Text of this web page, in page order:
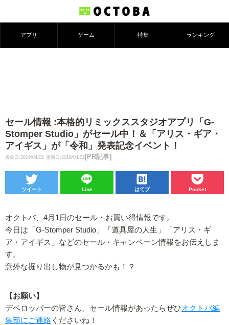
アプリ ゲーム 特集 ランキング
セール情報 :本格的リミックススタジオアプリ「G-
Stomper Studio」がセール中！＆「アリス・ギア・
アイギス」が「令和」発表記念イベント！
投稿日:2019/04/02 更新日:2019/04/02 [PR記事]
ツイート Line はてブ Pocket
オクトバ、4月1日のセール・お買い得情報です。
今日は「G-Stomper Studio」「道具屋の人生」「アリス・ギ
ア・アイギス」などのセール・キャンペーン情報をお伝えしま
す。
意外な掘り出し物が見つかるかも！？
【お願い】
デベロッパーの皆さん、セール情報があったらぜひオクトバ編
集部にご連絡 くださいね！